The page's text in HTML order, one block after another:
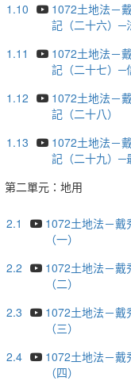
1.10
1072土地法－
記（二十六）─
1.11
1072土地法－
記（二十七）─
1.12
1072土地法－
記（二十八）
1.13
1072土地法－
記（二十九）─
第二單元：地用
2.1
1072土地法－戴
（一）
2.2
1072土地法－戴
（二）
2.3
1072土地法－戴
（三）
2.4
1072土地法－戴
（四）